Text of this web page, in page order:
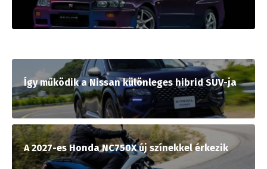
Így működik a Nissan különleges hibrid SUV-ja
A 2027-es Honda NC750X új színekkel érkezik